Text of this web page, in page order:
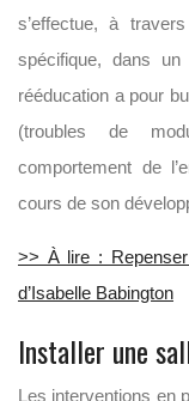
s’effectue, à
spécifique, dans
rééducation a pour
(troubles de
comportement de
cours de son
>> À lire :
d’Isabelle Babington
Installer une
Les interventions en